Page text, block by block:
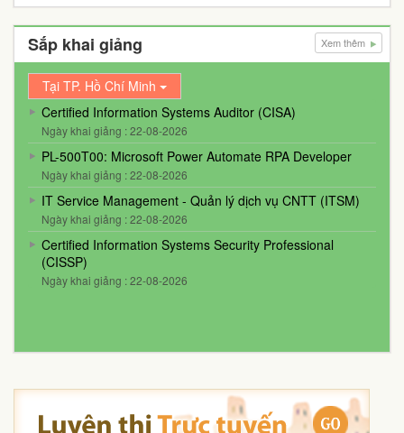
Sắp khai giảng Xem thêm
Tại TP. Hồ Chí Minh
Certified Information Systems Auditor (CISA)
Ngày khai giảng : 22-08-2026
PL-500T00: Microsoft Power Automate RPA Developer
Ngày khai giảng : 22-08-2026
IT Service Management - Quản lý dịch vụ CNTT (ITSM)
Ngày khai giảng : 22-08-2026
Certified Information Systems Security Professional
(CISSP)
Ngày khai giảng : 22-08-2026